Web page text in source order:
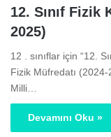
12. Sınıf Fizik
2025)
12 . sınıflar için “12.
Fizik Müfredatı (2024-
Milli…
Devamını Oku »